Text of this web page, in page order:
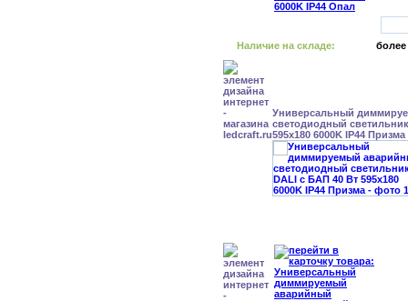
Наличие на складе: более
Универсальный
светодиодный
595x180 6000K IP44 Призма